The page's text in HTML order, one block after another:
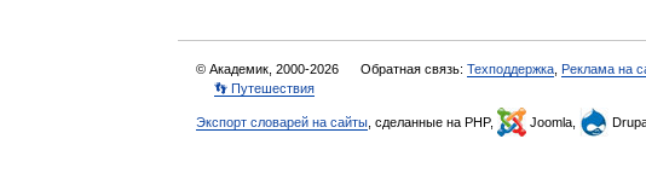
© Академик, 2000-2026 Обратная связь: Техподдержка Реклама на
👣 Путешествия
Экспорт словарей на сайты , сделанные на PHP, Joomla,